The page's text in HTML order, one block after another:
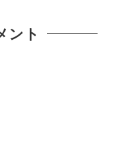
ント